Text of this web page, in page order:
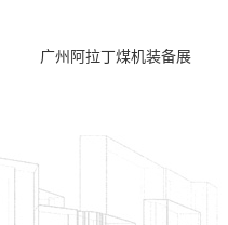
广州阿拉丁煤机装备展